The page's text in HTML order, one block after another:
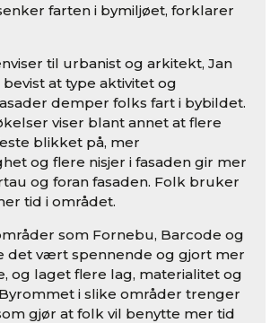
farten i bymiljøet, forklarer
til urbanist og arkitekt, Jan
bevist at type aktivitet og
demper folks fart i bybildet.
viser blant annet at flere
blikket på, mer
og flere nisjer i fasaden gir mer
og foran fasaden. Folk bruker
tid i området.
som Fornebu, Barcode og
det vært spennende og gjort mer
og laget flere lag, materialitet og
i slike områder trenger
gjør at folk vil benytte mer tid